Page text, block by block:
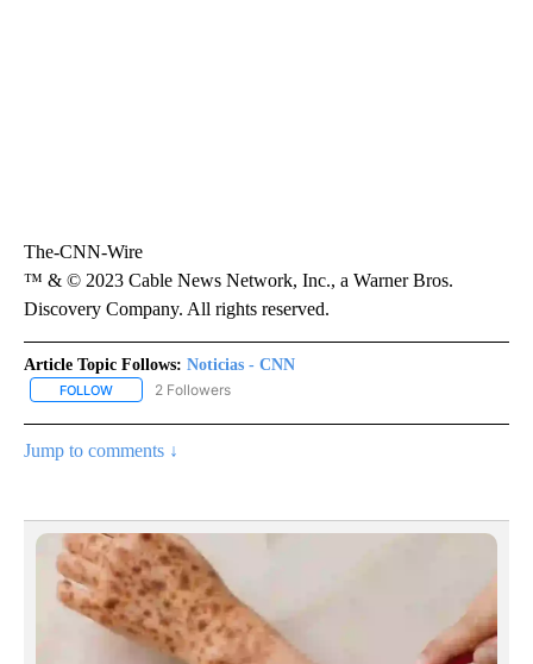
The-CNN-Wire
™ & © 2023 Cable News Network, Inc., a Warner Bros.
Discovery Company. All rights reserved.
Article Topic Follows: Noticias - CNN
FOLLOW FOLLOW "NOTICIAS - CNN" TO RECEIVE NOTIFICATIONS ABOUT
2 Followers
Jump to comments ↓